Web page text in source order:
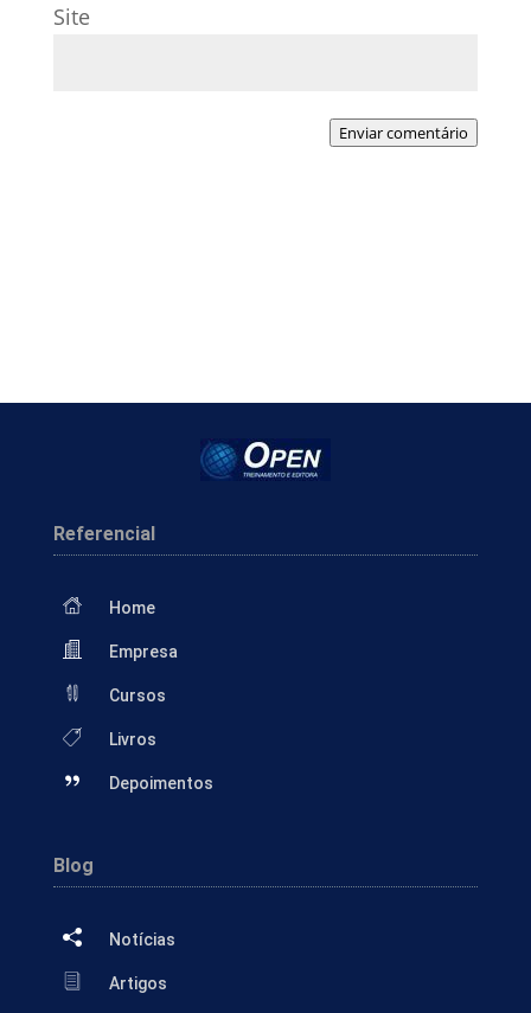
Site
Enviar comentário
Referencial
Home
Empresa
Cursos
Livros
Depoimentos
Blog
Notícias
Artigos